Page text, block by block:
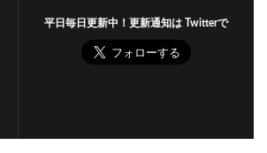
平日毎日更新中！更新通知は Twitterで